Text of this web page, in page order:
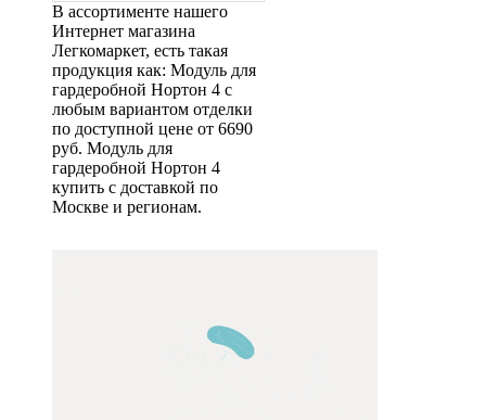
В ассортименте нашего
Интернет магазина
Легкомаркет, есть такая
продукция как: Модуль для
гардеробной Нортон 4 с
любым вариантом отделки
по доступной цене от 6690
руб. Модуль для
гардеробной Нортон 4
купить с доставкой по
Москве и регионам.